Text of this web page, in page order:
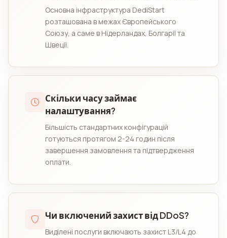
Основна інфраструктура DediStart
розташована в межах Європейського
Союзу, а саме в Нідерландах, Болгарії та
Швеції.
Скільки часу займає
налаштування?
Більшість стандартних конфігурацій
готуються протягом 2-24 годин після
завершення замовлення та підтвердження
оплати.
Чи включений захист від DDoS?
Виділені послуги включають захист L3/L4 до